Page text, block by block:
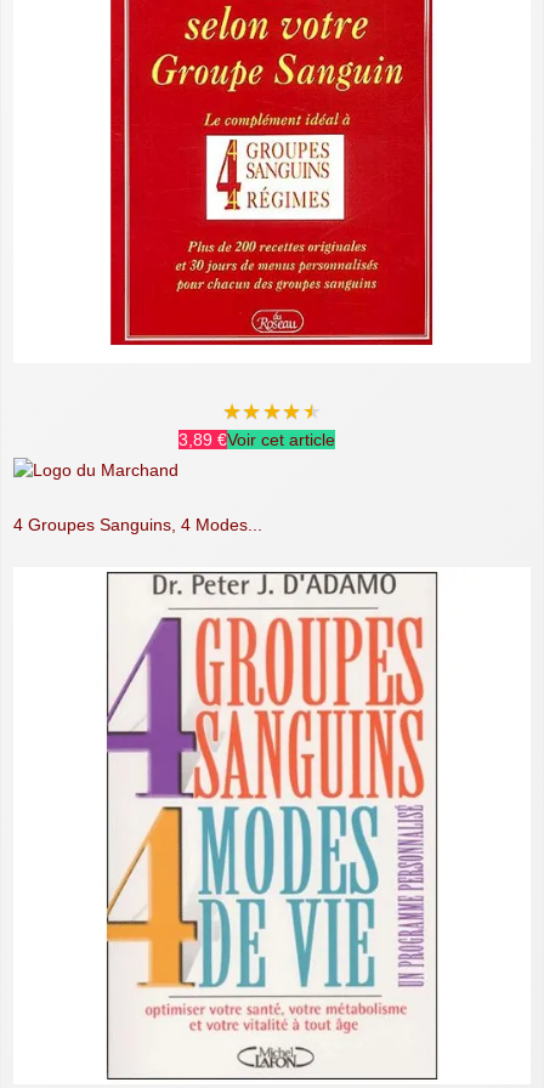
★★★★★
3,89 €Voir cet article
4 Groupes Sanguins, 4 Modes...